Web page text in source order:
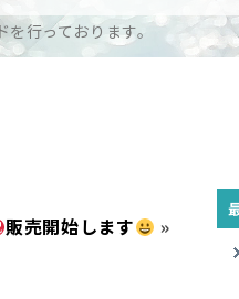
行っております。
販売開始します »